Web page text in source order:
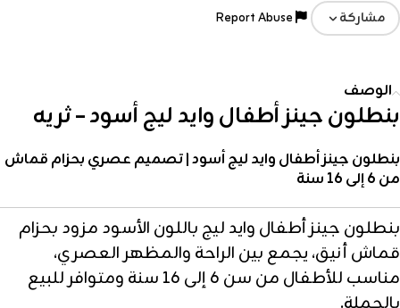
مشاركة
الوصف
بنطلون جينز أطفال وايد ليج أسود – ثريه
بنطلون جينز أطفال وايد ليج أسود | تصميم عصري بحزام قماش
من 6 إلى 16 سنة
بنطلون جينز أطفال وايد ليج باللون الأسود مزود بحزام
قماش أنيق، يجمع بين الراحة والمظهر العصري،
مناسب للأطفال من سن 6 إلى 16 سنة ومتوافر للبيع